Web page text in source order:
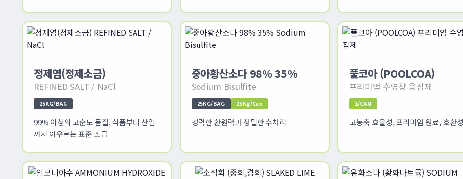
정제염(정제소금)
REFINED SALT / NaCl
25KG/BAG
99% 이상의 고순도 품질, 식품부터 산업
까지 아우르는 표준 소금
중아황산소다 98% 35%
Sodium Bisulfite
25KG/BAG 25Kg/Can
강력한 환원력과 정밀한 수처리
풀코아 (POOLCOA)
프리미엄 수영장 응집제
1/CAN
고농축 효율성, 프리미엄 원료, 호환성